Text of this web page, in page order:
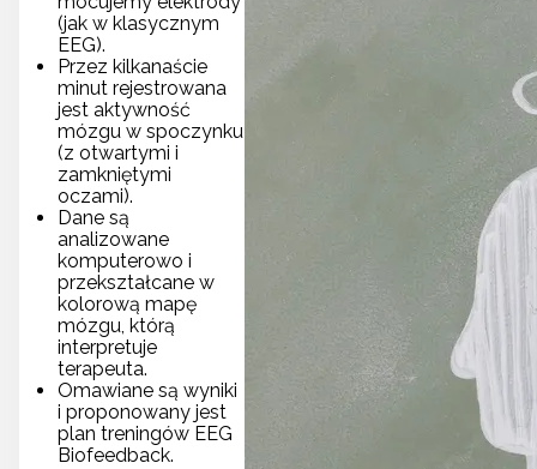
(jak w klasycznym
EEG).
Przez kilkanaście
minut rejestrowana
jest aktywność
mózgu w spoczynku
(z otwartymi i
zamkniętymi
oczami).
Dane są
analizowane
komputerowo i
przekształcane w
kolorową mapę
mózgu, którą
interpretuje
terapeuta.
Omawiane są wyniki
i proponowany jest
plan treningów EEG
Biofeedback.